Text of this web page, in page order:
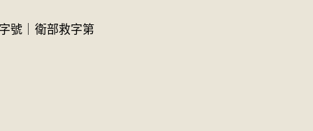
號｜衛部救字第